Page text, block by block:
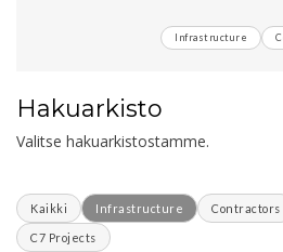
Infrastructure
Hakuarkisto
Valitse hakuarkistostamme.
Kaikki Infrastructure Contractors
C7 Projects